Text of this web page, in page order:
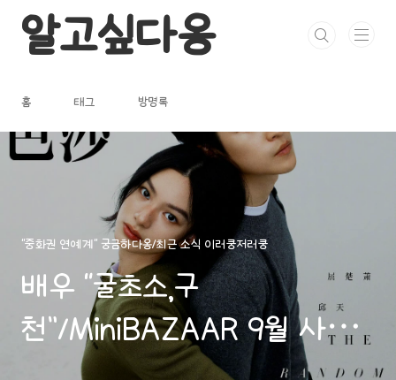
알고싶다옹
홈 태그 방명록
"중화권 연예계" 궁금하다옹/최근 소식 이러쿵저러쿵
배우 “굴초소,구
천”/MiniBAZAAR 9월 사진,